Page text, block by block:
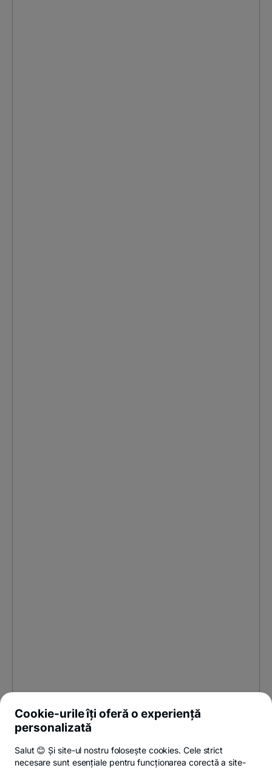
Cookie-urile îți oferă o experiență
personalizată
Salut 😊 Și site-ul nostru folosește cookies. Cele strict
necesare sunt esențiale pentru funcționarea corectă a site-